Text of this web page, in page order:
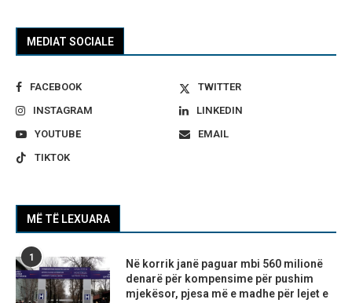
MEDIAT SOCIALE
FACEBOOK
TWITTER
INSTAGRAM
LINKEDIN
YOUTUBE
EMAIL
TIKTOK
MË TË LEXUARA
1
Në korrik janë paguar mbi 560 milionë
denarë për kompensime për pushim
mjekësor, pjesa më e madhe për lejet e